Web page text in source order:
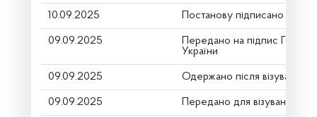
10.09.2025 Постанову підписано
09.09.2025
Передано на підпис Голові
України
09.09.2025 Одержано після візування
09.09.2025 Передано для візування в